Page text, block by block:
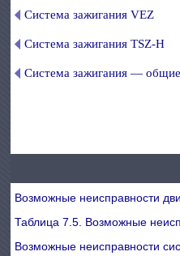
Система зажигания VEZ
Система зажигания TSZ-H
Система зажигания —
Возможные неисправности
Таблица 7.5. Возможные
Возможные неисправности